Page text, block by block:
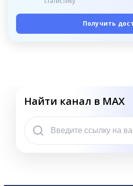
Получить
Найти канал в MAX